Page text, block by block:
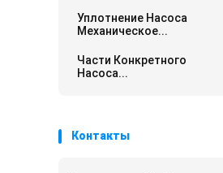
Уплотнение Насоса
Механическое...
Части Конкретного
Насоса...
Контакты